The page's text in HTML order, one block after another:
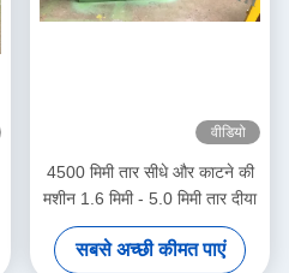
वीडियो
4500 मिमी तार सीधे और काटने की
मशीन 1.6 मिमी - 5.0 मिमी तार दीया
सबसे अच्छी कीमत पाएं